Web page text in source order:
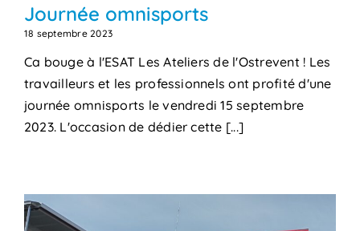
Journée omnisports
18 septembre 2023
Ca bouge à l'ESAT Les Ateliers de l'Ostrevent ! Les
travailleurs et les professionnels ont profité d'une
journée omnisports le vendredi 15 septembre
2023. L'occasion de dédier cette [...]